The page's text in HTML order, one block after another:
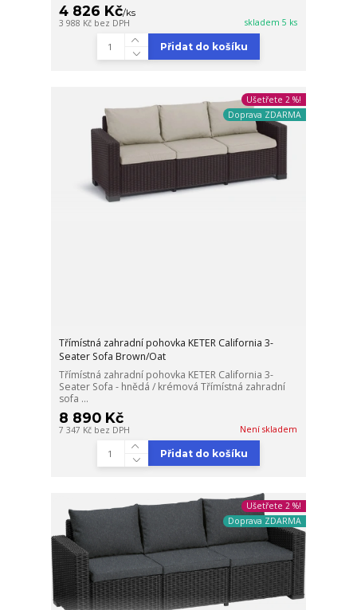
4 826 Kč/ks
3 988 Kč bez DPH skladem 5 ks
Přidat do košíku
Ušetřete 2 %!
Doprava ZDARMA
Třímístná zahradní pohovka KETER California 3-
Seater Sofa Brown/Oat
Třímístná zahradní pohovka KETER California 3-
Seater Sofa - hnědá / krémová Třímístná zahradní
sofa ...
8 890 Kč
7 347 Kč bez DPH Není skladem
Přidat do košíku
Ušetřete 2 %!
Doprava ZDARMA